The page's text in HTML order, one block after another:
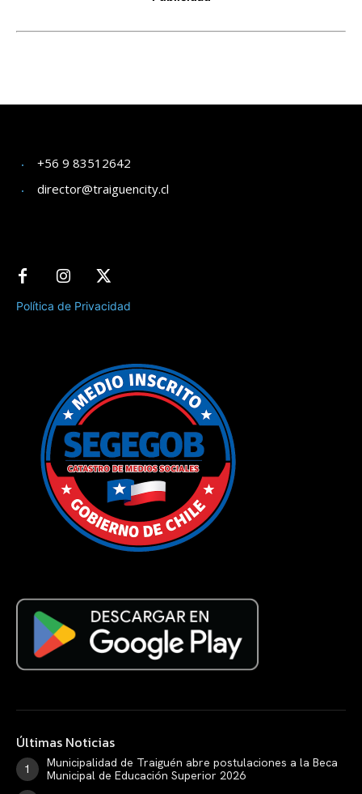
+56 9 83512642
director@traiguencity.cl
Política de Privacidad
Últimas Noticias
Municipalidad de Traiguén abre postulaciones a la Beca
Municipal de Educación Superior 2026